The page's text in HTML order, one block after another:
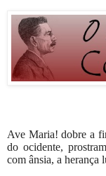
Ave Maria! dobre a
do ocidente,
com ânsia, a herança